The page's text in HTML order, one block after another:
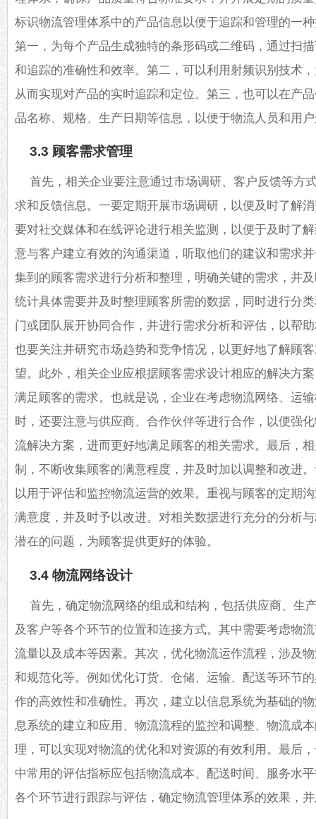
标识物流管理体系中的产品信息以便于追踪和管理的一
第一，为每个产品生成独特的条形码或二维码，通过扫
和追踪的准确性和效率。第二，可以利用射频识别技术
从而实现对产品的实时追踪和定位。第三，也可以在产
品名称、规格、生产日期等信息，以便于物流人员和用
3.3 顾客需求管理
首先，相关企业要注意通过市场调研、客户反馈等方
求和反馈信息。一要定期开展市场调研，以便及时了解
要对社交媒体和在线评论进行相关监测，以便于及时了
意与客户建立有效的沟通渠道，听取他们的建议和需求
集到的顾客需求进行分析和整理，明确关键的需求，并
统计具体需要并及时整理顾客所需的数据，同时进行分
门或团队展开协同合作，并进行需求分析和评估，以帮
也要关注并研究市场趋势和竞争情况，以更好地了解顾
望。此外，相关企业应根据顾客需求设计相应的解决方
满足顾客的需求。也就是说，企业在考虑物流网络、运
时，还要注意与供应商、合作伙伴等进行合作，以便强
流解决方案，进而更好地满足顾客的相关需求。最后，
制，不断收集顾客的满意程度，并及时加以调整和改进
以用于评估和监控物流运营的效果。重视与顾客的定期
满意度，并及时予以改进。对相关数据进行充分的分析
潜在的问题，为顾客提供更好的体验。
3.4 物流网络设计
首先，确定物流网络的组成和结构，包括供应商、生
及客户等各个环节的位置和连接方式。其中需要考虑物
流量以及成本等因素。其次，优化物流运作流程，涉及
和规范化等。例如优化订货、仓储、运输、配送等环节
作的高效性和准确性。再次，建立以信息系统为基础的
息系统的建立和应用、物流流程的监控和调整、物流成
理，可以实现对物流的优化和对资源的有效利用。最后
中常用的评估指标应包括物流成本、配送时间、服务水
各个环节进行跟踪与评估，确定物流管理体系的效果，